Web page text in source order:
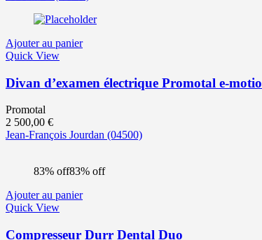
Ajouter au panier
Quick View
Divan d’examen électrique Promotal e-motio
Promotal
2 500,00 €
Jean-François Jourdan (04500)
83% off83% off
Ajouter au panier
Quick View
Compresseur Durr Dental Duo